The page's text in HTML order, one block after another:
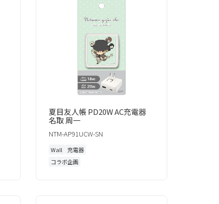
夏目友人帳 PD20W AC充電器
名取 周一
NTM-AP91UCW-SN
Wall
充電器
コラボ企画